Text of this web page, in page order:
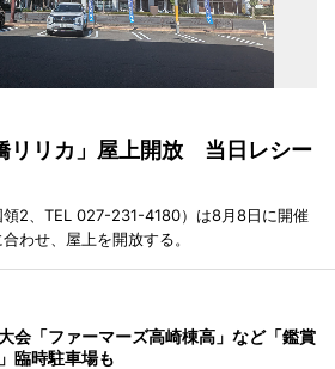
リリカ」屋上開放 当日レシー
領2、TEL 027-231-4180）は8月8日に開催
わせ、屋上を開放する。
会「ファーマーズ高崎棟高」など「鑑賞
臨時駐車場も